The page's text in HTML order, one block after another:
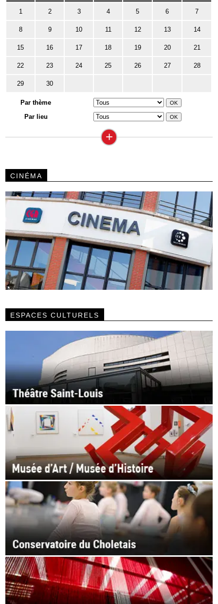
1 2 3 4 5 6 7
8 9 10 11 12 13 14
15 16 17 18 19 20 21
22 23 24 25 26 27 28
29 30
Par thème
Par lieu
+
CINÉMA
ESPACES CULTURELS